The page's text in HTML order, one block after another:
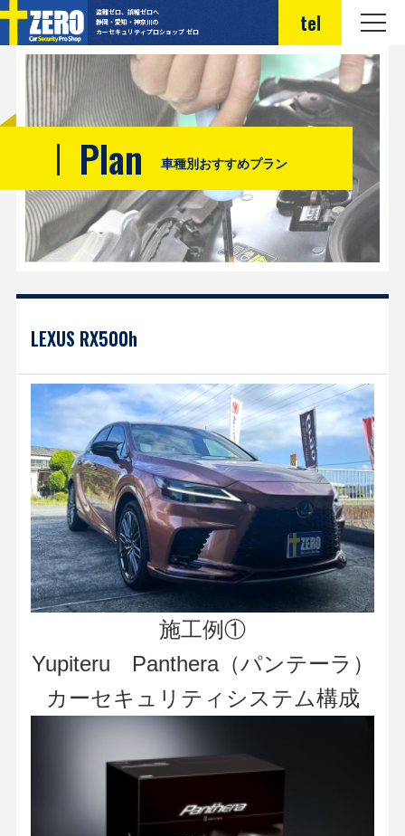
盗難ゼロ、誤報ゼロへ
静岡・愛知・神奈川の
カーセキュリティプロショップ ゼロ
tel
Plan 車種別おすすめプラン
LEXUS RX500h
施工例①
Yupiteru Panthera（パンテーラ）
カーセキュリティシステム構成